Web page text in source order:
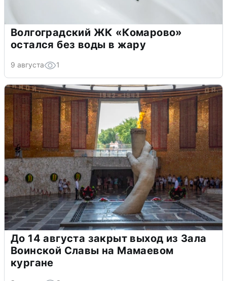
Волгоградский ЖК «Комарово»
остался без воды в жару
9 августа 1
До 14 августа закрыт выход из Зала
Воинской Славы на Мамаевом
кургане